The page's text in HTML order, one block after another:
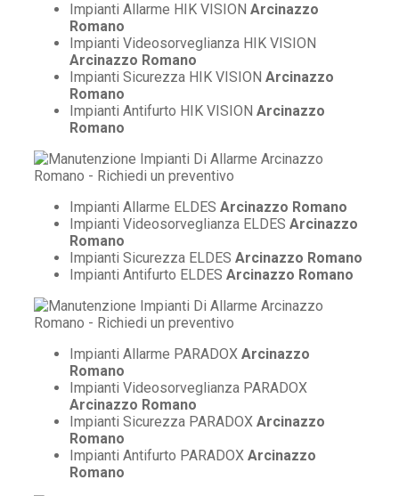
Impianti Allarme HIK VISION Arcinazzo
Romano
Impianti Videosorveglianza HIK VISION
Arcinazzo Romano
Impianti Sicurezza HIK VISION Arcinazzo
Romano
Impianti Antifurto HIK VISION Arcinazzo
Romano
Impianti Allarme ELDES Arcinazzo Romano
Impianti Videosorveglianza ELDES Arcinazzo
Romano
Impianti Sicurezza ELDES Arcinazzo Romano
Impianti Antifurto ELDES Arcinazzo Romano
Impianti Allarme PARADOX Arcinazzo
Romano
Impianti Videosorveglianza PARADOX
Arcinazzo Romano
Impianti Sicurezza PARADOX Arcinazzo
Romano
Impianti Antifurto PARADOX Arcinazzo
Romano